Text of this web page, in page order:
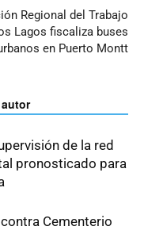
Regional del Trabajo
Lagos fiscaliza buses
en Puerto Montt
de la red
pronosticado para
Cementerio